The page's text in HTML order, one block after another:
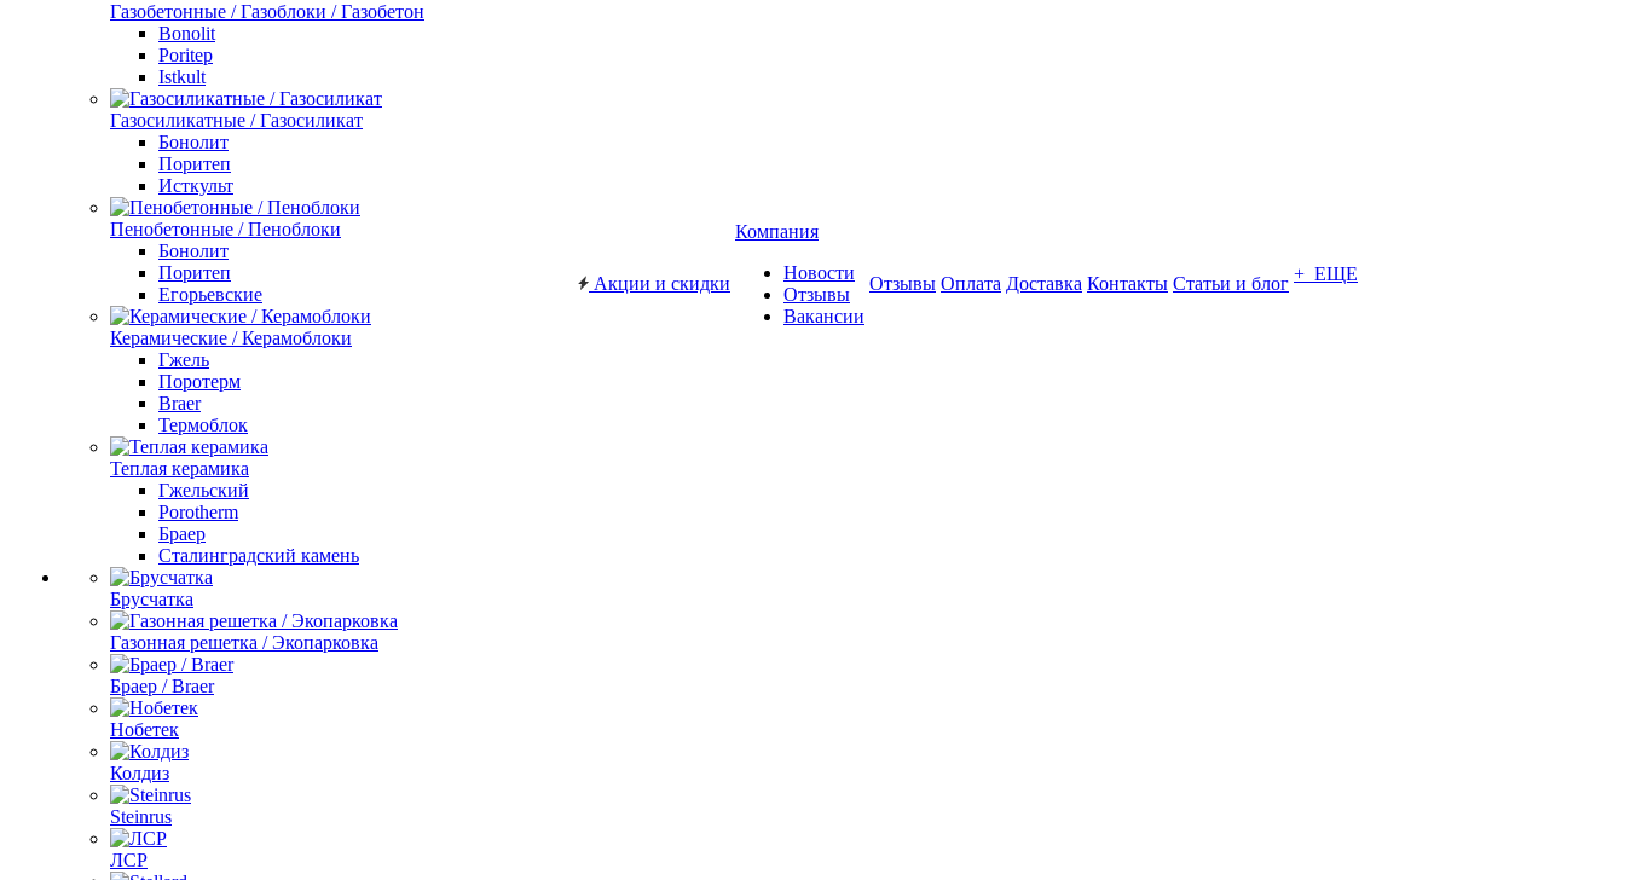
Газобетонные / Газоблоки / Газобетон
Bonolit
Poritep
Istkult
Газосиликатные / Газосиликат
Бонолит
Поритеп
Исткульт
Пенобетонные / Пеноблоки
Бонолит
Поритеп
Егорьевские
Керамические / Керамоблоки
Гжель
Поротерм
Braer
Термоблок
Теплая керамика
Гжельский
Porotherm
Браер
Сталинградский камень
Брусчатка
Газонная решетка / Экопарковка
Браер / Braer
Нобетек
Колдиз
Steinrus
ЛСР
Акции и скидки
Компания
Новости
Отзывы
Вакансии
Отзывы Оплата Доставка Контакты Статьи и блог + ЕЩЕ